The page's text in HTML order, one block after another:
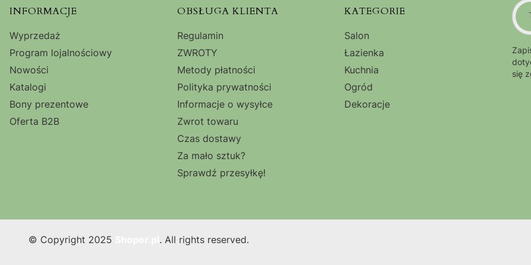
Linki w stopce
INFORMACJE
Wyprzedaż
Program lojalnościowy
Nowości
Katalogi
Bony prezentowe
Oferta B2B
OBSŁUGA KLIENTA
Regulamin
ZWROTY
Metody płatności
Polityka prywatności
Informacje o wysyłce
Zwrot towaru
Czas dostawy
Za mało sztuk?
Sprawdź przesyłkę!
KATEGORIE
Salon
Łazienka
Kuchnia
Ogród
Dekoracje
się
© Copyright 2025 . All rights reserved.